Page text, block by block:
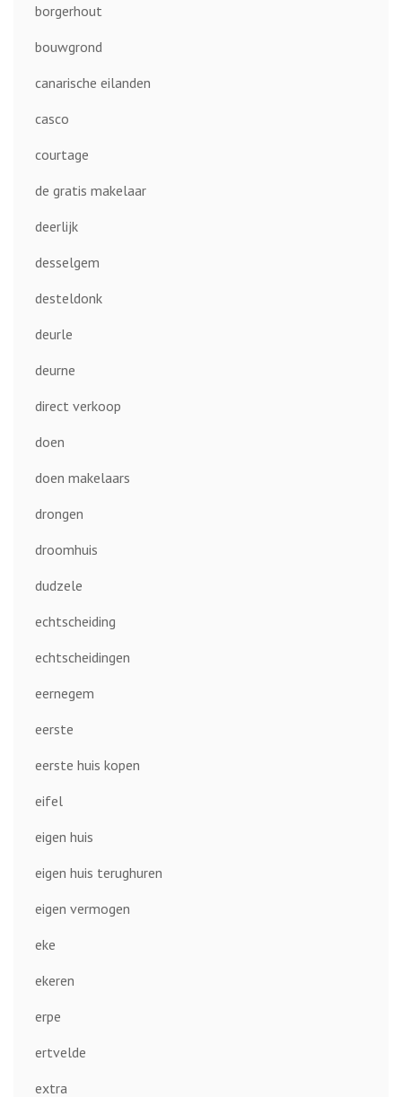
borgerhout
bouwgrond
canarische eilanden
casco
courtage
de gratis makelaar
deerlijk
desselgem
desteldonk
deurle
deurne
direct verkoop
doen
doen makelaars
drongen
droomhuis
dudzele
echtscheiding
echtscheidingen
eernegem
eerste
eerste huis kopen
eifel
eigen huis
eigen huis terughuren
eigen vermogen
eke
ekeren
erpe
ertvelde
extra